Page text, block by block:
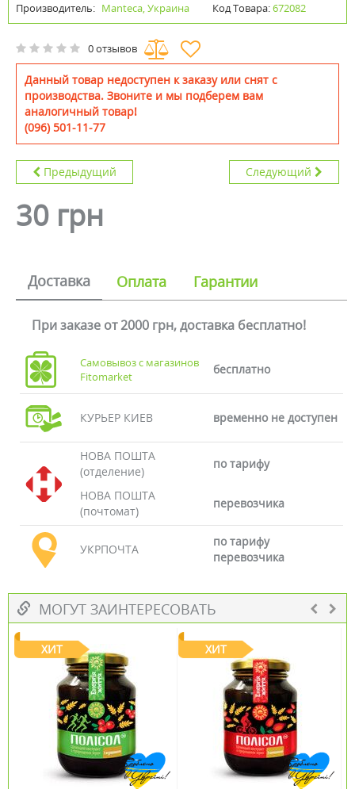
Производитель: Manteca, Украина Код Товара:672082
0 отзывов
Данный товар недоступен к заказу или снят с
производства. Звоните и мы подберем вам
аналогичный товар!
(096) 501-11-77
Предыдущий Следующий
30 грн
Доставка Оплата Гарантии
При заказе от 2000 грн, доставка бесплатно!
Самовывоз с магазинов
Fitomarket
бесплатно
КУРЬЕР КИЕВ временно не доступен
НОВА ПОШТА
(отделение)
по тарифу
НОВА ПОШТА
(почтомат)
перевозчика
УКРПОЧТА
по тарифу
перевозчика
МОГУТ ЗАИНТЕРЕСОВАТЬ
ХИТ ХИТ